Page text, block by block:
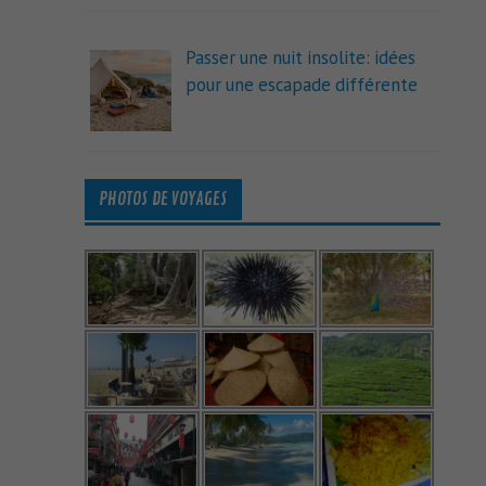
Passer une nuit insolite: idées
pour une escapade différente
PHOTOS DE VOYAGES